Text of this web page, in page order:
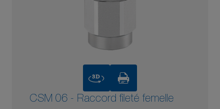
3D
CSM 06 - Raccord fileté femelle